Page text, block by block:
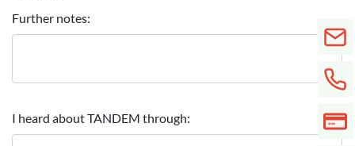
Further notes:
I heard about TANDEM through: